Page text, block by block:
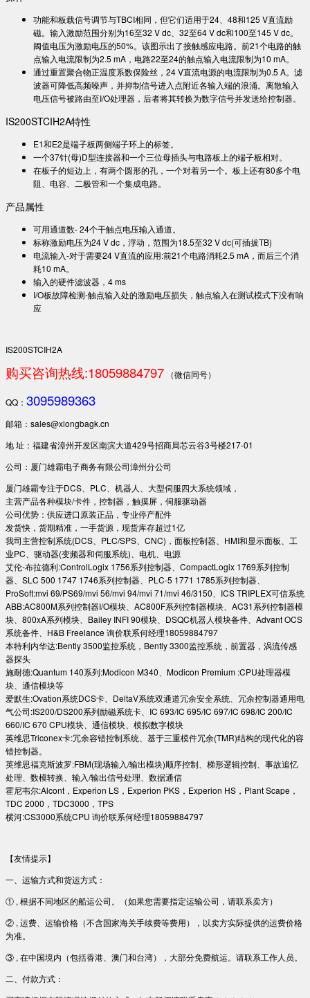
功能和板载信号调节与TBCI相同，但它们适用于24、48和125 V直流励
磁。输入激励范围分别为16至32 V dc、32至64 V dc和100至145 V dc。
阈值电压为激励电压的50%。该图示出了接触感应电路。前21个电路的触
点输入电流限制为2.5 mA，电路22至24的触点输入电流限制为10 mA。
通过重置聚合物正温度系数保险丝，24 V直流电源的电流限制为0.5 A。滤
波器可降低高频噪声，并抑制信号进入点附近各输入端的浪涌。离散输入
电压信号被路由至I/O处理器，后者将其转换为数字信号并发送给控制器。
IS200STCIH2A特性
E1和E2是端子板两侧端子环上的标签。
一个37针(母)D型连接器和一个三位母插头与电路板上的端子板相对。
在板子的短边上，有两个圆形的孔，一个对着另一个。板上还有80多个电
阻、电容、二极管和一个集成电路。
产品属性
可用通道数- 24个干触点电压输入通道。
标称激励电压为24 V dc，浮动，范围为18.5至32 V dc(可插拔TB)
电流输入-对于需要24 V直流的应用:前21个电路消耗2.5 mA，而后三个消
耗10 mA。
输入的硬件滤波器，4 ms
I/O板故障检测-触点输入处的激励电压损失，触点输入在测试模式下没有响
应
IS200STCIH2A
购买咨询热线:18059884797 （微信同号）
QQ： 3095989363
邮箱：sales@xiongbagk.cn
地 址：福建省漳州开发区南滨大道429号招商局芯云谷3号楼217-01
公司：厦门雄霸电子商务有限公司漳州分公司
厦门雄霸专注于DCS、PLC、机器人、大型伺服四大系统领域，
主营产品各种模块/卡件，控制器，触摸屏，伺服驱动器
公司优势：供应进口原装正品，专业停产配件
发货快，货期精准，一手货源，现货库存超过1亿
我司主营控制系统(DCS、PLC/SPS、CNC)，面板控制器、HMI和显示面板、工
业PC、驱动器(变频器和伺服系统)、电机、电源
艾伦-布拉德利:ControlLogix 1756系列控制器、CompactLogix 1769系列控制
器、SLC 500 1747 1746系列控制器、PLC-5 1771 1785系列控制器、
ProSoft:mvi 69/PS69/mvi 56/mvi 94/mvi 71/mvi 46/3150、ICS TRIPLEX可信系统
ABB:AC800M系列控制器I/O模块、AC800F系列控制器模块、AC31系列控制器模
块、800xA系列模块、Bailey INFI 90模块、DSQC机器人模块备件、Advant OCS
系统备件、H&B Freelance 询价联系何经理18059884797
本特利内华达:Bently 3500监控系统，Bently 3300监控系统，前置器，涡流传感
器探头
施耐德:Quantum 140系列:Modicon M340、Modicon Premium :CPU处理器模
块、通信模块等
爱默生:Ovation系统DCS卡、DeltaV系统双通道冗余安全系统、冗余控制器通用电
气公司:IS200/DS200系列励磁系统卡、IC 693/IC 695/IC 697/IC 698/IC 200/IC
660/IC 670 CPU模块、通信模块、模拟数字模块
英维思Triconex卡:冗余容错控制系统、基于三重模件冗余(TMR)结构的现代化的容
错控制器。
英维思福克斯波罗:FBM(现场输入/输出模块)顺序控制、梯形逻辑控制、事故追忆
处理、数模转换、输入/输出信号处理、数据通信
霍尼韦尔:Alcont，Experion LS，Experion PKS，Experion HS，Plant Scape，
TDC 2000，TDC3000，TPS
横河:CS3000系统CPU 询价联系何经理18059884797
【友情提示】
一、运输方式和货运方式：
① , 根据不同地区的船运公司。（如果您需要指定运输公司，请联系卖方）
② , 运费、运输价格（不含国家海关手续费等费用），以卖方实际提供的运费价格
为准。
③ , 在中国境内（包括香港、澳门和台湾），大部分免费航运。请联系工作人员。
二、付款方式：